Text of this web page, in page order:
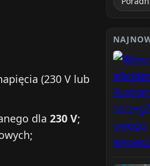
(230 V lub
dla 230 V;